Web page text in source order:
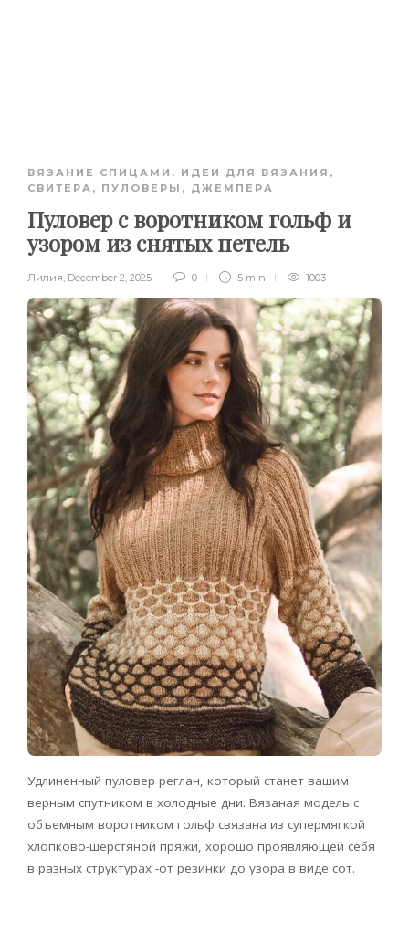
ВЯЗАНИЕ СПИЦАМИ , ИДЕИ ДЛЯ ВЯЗАНИЯ ,
СВИТЕРА, ПУЛОВЕРЫ, ДЖЕМПЕРА
Пуловер с воротником гольф и
узором из снятых петель
Лилия, December 2, 2025 0 5 min 1003
Удлиненный пуловер реглан, который станет вашим
верным спутником в холодные дни. Вязаная модель с
объемным воротником гольф связана из супермягкой
хлопково-шерстяной пряжи, хорошо проявляющей себя
в разных структурах -от резинки до узора в виде сот.